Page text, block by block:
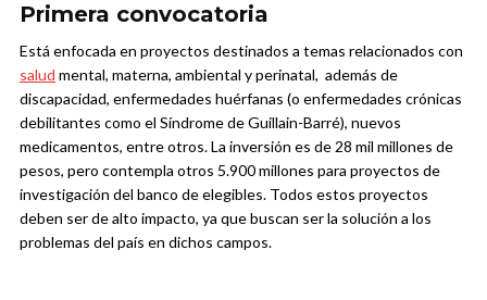
Primera convocatoria
Está enfocada en proyectos destinados a temas relacionados con
salud mental, materna, ambiental y perinatal, además de
discapacidad, enfermedades huérfanas (o enfermedades crónicas
debilitantes como el Síndrome de Guillain-Barré), nuevos
medicamentos, entre otros. La inversión es de 28 mil millones de
pesos, pero contempla otros 5.900 millones para proyectos de
investigación del banco de elegibles. Todos estos proyectos
deben ser de alto impacto, ya que buscan ser la solución a los
problemas del país en dichos campos.